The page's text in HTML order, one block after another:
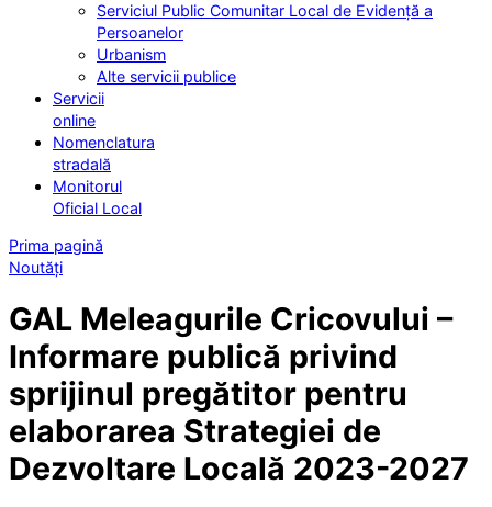
Serviciul Public Comunitar Local de Evidență a
Persoanelor
Urbanism
Alte servicii publice
Servicii
online
Nomenclatura
stradală
Monitorul
Oficial Local
Prima pagină
Noutăți
GAL Meleagurile Cricovului –
Informare publică privind
sprijinul pregătitor pentru
elaborarea Strategiei de
Dezvoltare Locală 2023-2027